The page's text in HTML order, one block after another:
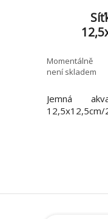
Momentálně
není skladem
Jemná
12,5x12,5cm/